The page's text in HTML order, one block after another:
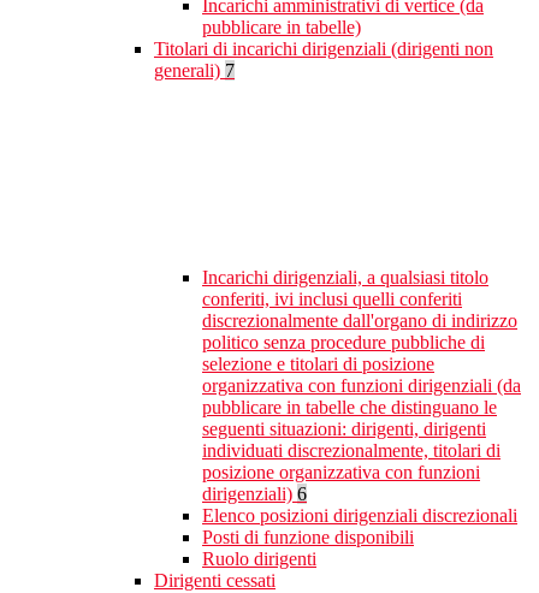
Incarichi amministrativi di vertice (da
pubblicare in tabelle)
Titolari di incarichi dirigenziali (dirigenti non
generali) 7
Incarichi dirigenziali, a qualsiasi titolo
conferiti, ivi inclusi quelli conferiti
discrezionalmente dall'organo di indirizzo
politico senza procedure pubbliche di
selezione e titolari di posizione
organizzativa con funzioni dirigenziali (da
pubblicare in tabelle che distinguano le
seguenti situazioni: dirigenti, dirigenti
individuati discrezionalmente, titolari di
posizione organizzativa con funzioni
dirigenziali) 6
Elenco posizioni dirigenziali discrezionali
Posti di funzione disponibili
Ruolo dirigenti
Dirigenti cessati